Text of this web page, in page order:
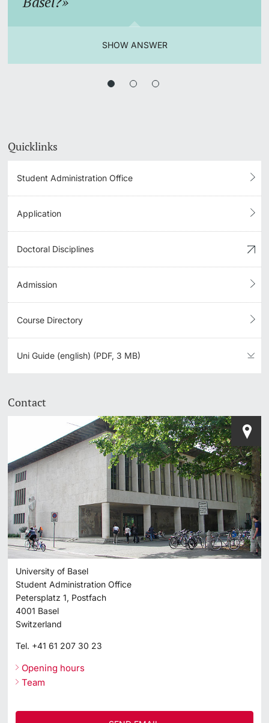
SHOW ANSWER
Quicklinks
Student Administration Office
Application
Doctoral Disciplines
Admission
Course Directory
Uni Guide (english) (PDF, 3 MB)
Contact
University of Basel
Student Administration Office
Petersplatz 1, Postfach
4001 Basel
Switzerland
Tel. +41 61 207 30 23
Opening hours
Team